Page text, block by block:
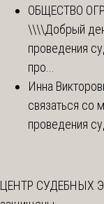
ОБЩЕСТВО
\\\\Добрый
проведения
про...
Инна
связаться со
проведения
ЦЕНТР СУДЕБНЫХ